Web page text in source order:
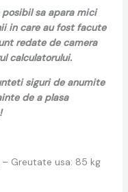
sa apara mici
in care au fost facute
redate de camera
calculatorului.
siguri de anumite
de a plasa
Greutate usa: 85 kg